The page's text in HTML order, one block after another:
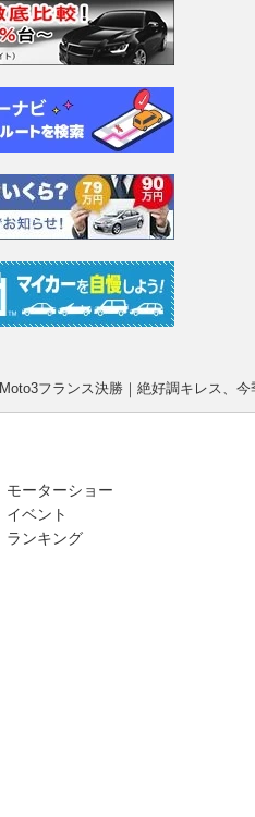
Moto3フランス決勝｜絶好調キレス、
モーターショー
イベント
ランキング